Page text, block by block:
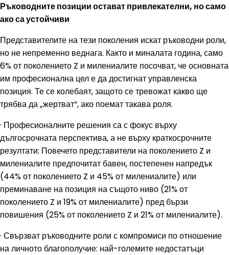
Ръководните позиции остават привлекателни, но само
ако са устойчиви
Представителите на тези поколения искат ръководни роли,
но не непременно веднага. Както и миналата година, само
6% от поколението Z и милениалите посочват, че основната
им професионална цел е да достигнат управленска
позиция. Те се колебаят, защото се тревожат какво ще
трябва да „жертват“, ако поемат такава роля.
· Професионалните решения са с фокус върху
дългосрочната перспектива, а не върху краткосрочните
резултати: Повечето представители на поколението Z и
милениалите предпочитат бавен, постепенен напредък
(44% от поколението Z и 45% от милениалите) или
преминаване на позиция на същото ниво (21% от
поколението Z и 19% от милениалите) пред бързи
повишения (25% от поколението Z и 21% от милениалите).
· Свързват ръководните роли с компромиси по отношение
на личното благополучие: най-големите недостатъци